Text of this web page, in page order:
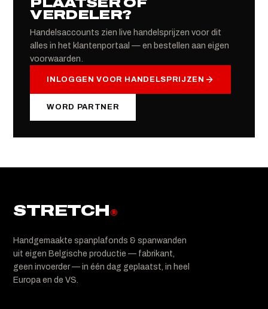
PLAATSER OF
VERDELER?
Handelsaccounts zien live handelsprijzen voor dit
alles in het klantenportaal — en bestellen aan eigen
voorwaarden.
INLOGGEN VOOR HANDELSPRIJZEN
WORD PARTNER
STRETCH®
Handgemaakte spanplafonds & spanwanden
uit eigen Belgische productie — fabrikant,
geen invoerder — in één dag geplaatst, in heel
Europa en de VS.